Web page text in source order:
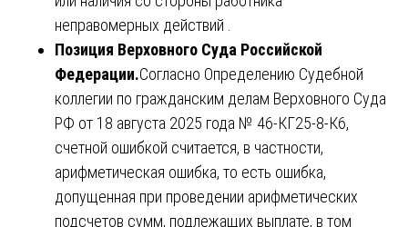
неправомерных действий .
Позиция Верховного Суда Российской
Федерации.Согласно Определению Судебной
коллегии по гражданским делам Верховного Суда
РФ от 18 августа 2025 года № 46-КГ25-8-К6,
счетной ошибкой считается, в частности,
арифметическая ошибка, то есть ошибка,
допущенная при проведении арифметических
подсчетов сумм, подлежащих выплате, в том